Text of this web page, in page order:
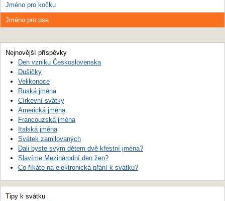
Jméno pro kočku
Jméno pro psa
Nejnovější příspěvky
Den vzniku Československa
Dušičky
Velikonoce
Ruská jména
Církevní svátky
Americká jména
Francouzská jména
Italská jména
Svátek zamilovaných
Dali byste svým dětem dvě křestní jména?
Slavíme Mezinárodní den žen?
Co říkáte na elektronická přání k svátku?
Tipy k svátku